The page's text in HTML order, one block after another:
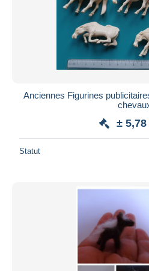
Anciennes Figurines
± 5,78
Statut